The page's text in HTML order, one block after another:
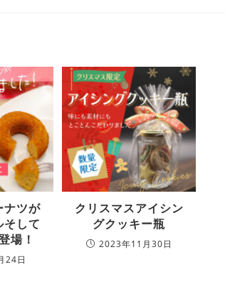
ナツが
そして
場！
24日
クリスマスアイシン
グクッキー瓶
2023年11月30日